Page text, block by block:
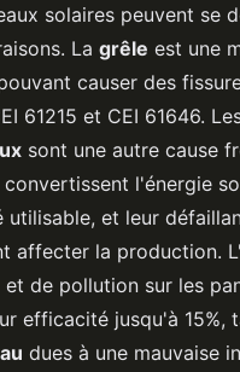
solaires peuvent se
La grêle est une
causer des
61215 et CEI 61646.
sont une autre cause
convertissent l'énergie
utilisable, et leur
affecter la production. L'
et de pollution sur les
efficacité jusqu'à 15%,
dues à une mauvaise